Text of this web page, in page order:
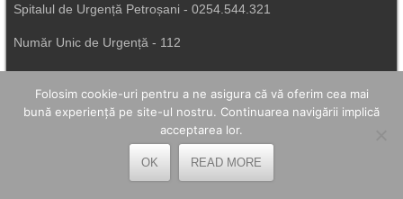
Spitalul de Urgență Petroșani - 0254.544.321
Număr Unic de Urgență - 112
LEGĂTURI UTILE
Folosim cookie-uri pentru a ne asigura că vă oferim cea mai
bună experiență pe site-ul nostru. Continuarea navigării implică
acceptarea lor.
OK READ MORE